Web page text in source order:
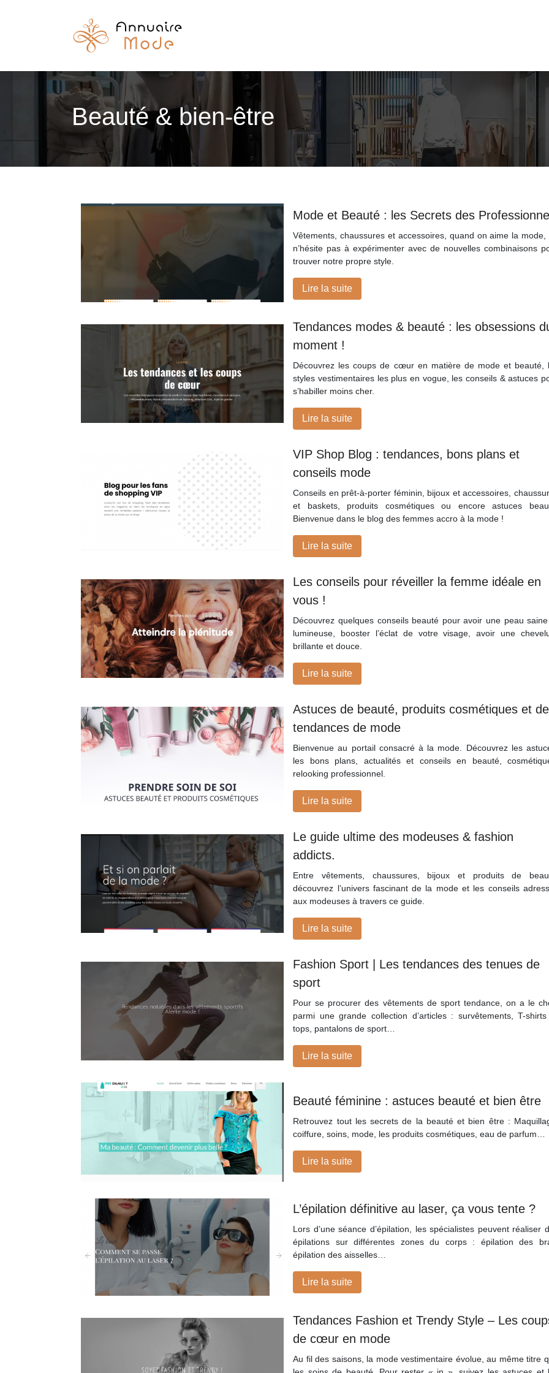
Beauté & bien-être
Mode et Beauté : les Secrets des
Vêtements, chaussures et accessoires, quand on aime la mode,
n’hésite pas à expérimenter avec de nouvelles combinaisons
trouver notre propre style.
Lire la suite
Tendances modes & beauté : les obsessions
moment !
Découvrez les coups de cœur en matière de mode et beauté,
styles vestimentaires les plus en vogue, les conseils & astuces
s’habiller moins cher.
Lire la suite
VIP Shop Blog : tendances, bons plans et
conseils mode
Conseils en prêt-à-porter féminin, bijoux et accessoires,
et baskets, produits cosmétiques ou encore astuces
Bienvenue dans le blog des femmes accro à la mode !
Lire la suite
Les conseils pour réveiller la femme idéale en
vous !
Découvrez quelques conseils beauté pour avoir une peau
lumineuse, booster l’éclat de votre visage, avoir une
brillante et douce.
Lire la suite
Astuces de beauté, produits cosmétiques et
tendances de mode
Bienvenue au portail consacré à la mode. Découvrez les
les bons plans, actualités et conseils en beauté,
relooking professionnel.
Lire la suite
Le guide ultime des modeuses & fashion
addicts.
Entre vêtements, chaussures, bijoux et produits de
découvrez l’univers fascinant de la mode et les conseils
aux modeuses à travers ce guide.
Lire la suite
Fashion Sport | Les tendances des tenues de
sport
Pour se procurer des vêtements de sport tendance, on a le
parmi une grande collection d’articles : survêtements, T-
tops, pantalons de sport…
Lire la suite
Beauté féminine : astuces beauté et bien être
Retrouvez tout les secrets de la beauté et bien être :
coiffure, soins, mode, les produits cosmétiques, eau de parfum…
Lire la suite
L’épilation définitive au laser, ça vous tente ?
Lors d’une séance d’épilation, les spécialistes peuvent réaliser
épilations sur différentes zones du corps : épilation des
épilation des aisselles…
Lire la suite
Tendances Fashion et Trendy Style – Les
de cœur en mode
Au fil des saisons, la mode vestimentaire évolue, au même titre